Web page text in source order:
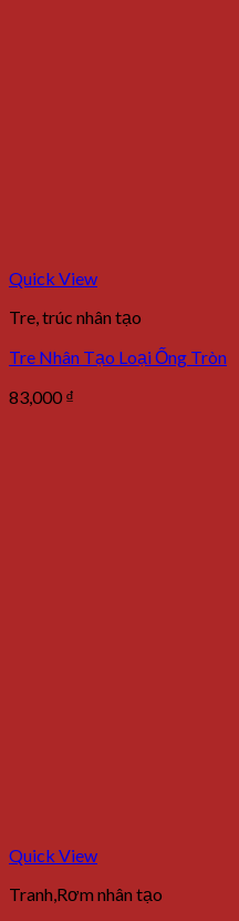
Quick View
Tre, trúc nhân tạo
Tre Nhân Tạo Loại Ống Tròn
83,000 ₫
Quick View
Tranh,Rơm nhân tạo